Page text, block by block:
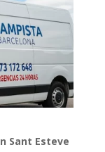
Sant Esteve